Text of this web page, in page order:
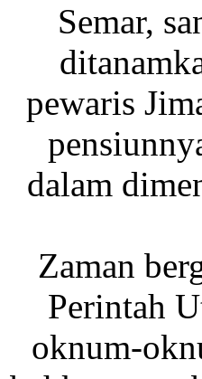
Semar,
pewaris
dalam
Zaman
Perintah
oknum-